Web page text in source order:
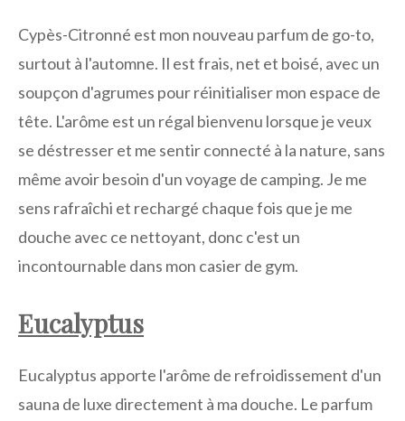
Cypès-Citronné est mon nouveau parfum de go-to,
surtout à l'automne. Il est frais, net et boisé, avec un
soupçon d'agrumes pour réinitialiser mon espace de
tête. L'arôme est un régal bienvenu lorsque je veux
se déstresser et me sentir connecté à la nature, sans
même avoir besoin d'un voyage de camping. Je me
sens rafraîchi et rechargé chaque fois que je me
douche avec ce nettoyant, donc c'est un
incontournable dans mon casier de gym.
Eucalyptus
Eucalyptus apporte l'arôme de refroidissement d'un
sauna de luxe directement à ma douche. Le parfum